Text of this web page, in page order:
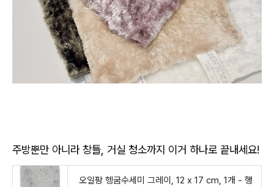
주방뿐만 아니라 창틀, 거실 청소까지 이거 하나로 끝내세요!
오일팡 헹굼수세미 그레이, 12 x 17 cm, 1개 - 행